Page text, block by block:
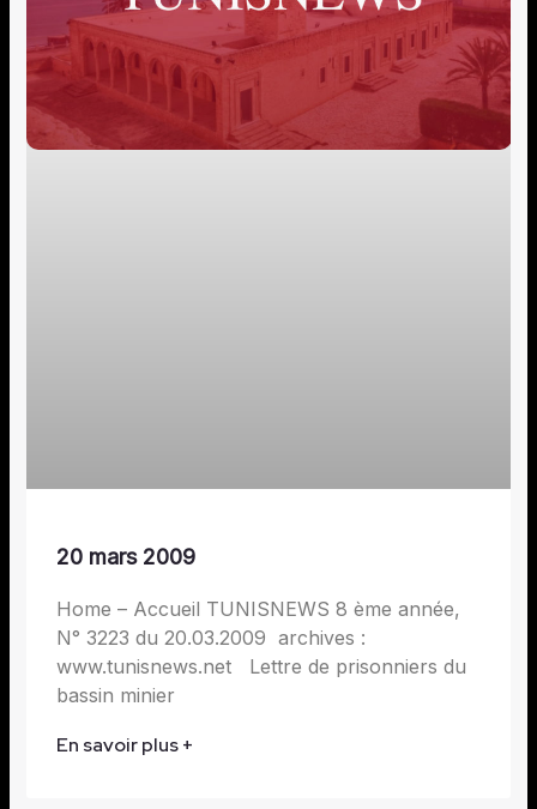
20 mars 2009
Home – Accueil TUNISNEWS 8 ème année,
N° 3223 du 20.03.2009 archives :
www.tunisnews.net Lettre de prisonniers du
bassin minier
En savoir plus +